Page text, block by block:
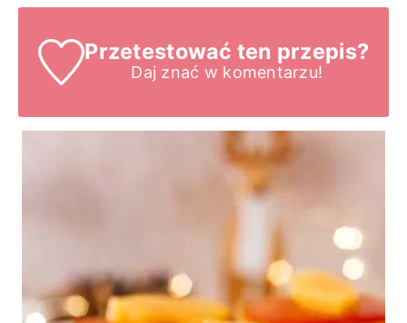
Przetestować ten przepis?
Daj znać w komentarzu!